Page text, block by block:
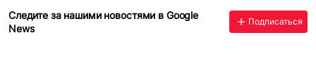
Следите за нашими новостями в Google
News
Подписаться